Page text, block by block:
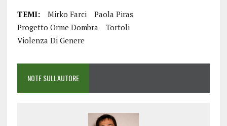
TEMI: Mirko Farci
Paola Piras
Progetto Orme Dombra
Tortoli
Violenza Di Genere
NOTE SULL'AUTORE